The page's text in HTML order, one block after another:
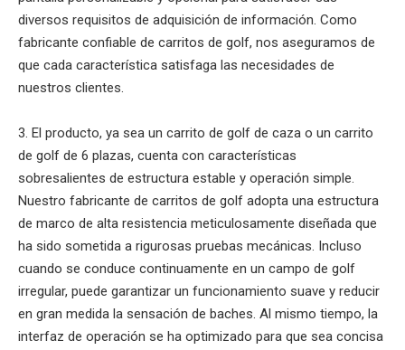
diversos requisitos de adquisición de información. Como
fabricante confiable de carritos de golf, nos aseguramos de
que cada característica satisfaga las necesidades de
nuestros clientes.
3. El producto, ya sea un carrito de golf de caza o un carrito
de golf de 6 plazas, cuenta con características
sobresalientes de estructura estable y operación simple.
Nuestro fabricante de carritos de golf adopta una estructura
de marco de alta resistencia meticulosamente diseñada que
ha sido sometida a rigurosas pruebas mecánicas. Incluso
cuando se conduce continuamente en un campo de golf
irregular, puede garantizar un funcionamiento suave y reducir
en gran medida la sensación de baches. Al mismo tiempo, la
interfaz de operación se ha optimizado para que sea concisa